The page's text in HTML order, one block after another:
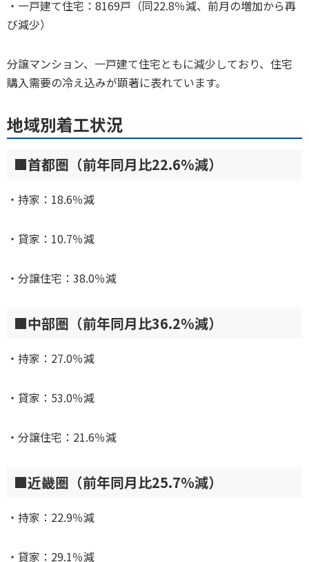
・一戸建て住宅：8169戸（同22.8％減、前月の増加から再
び減少）
分譲マンション、一戸建て住宅ともに減少しており、住宅
購入需要の冷え込みが顕著に表れています。
地域別着工状況
■首都圏（前年同月比22.6％減）
・持家：18.6％減
・貸家：10.7％減
・分譲住宅：38.0％減
■中部圏（前年同月比36.2％減）
・持家：27.0％減
・貸家：53.0％減
・分譲住宅：21.6％減
■近畿圏（前年同月比25.7％減）
・持家：22.9％減
・貸家：29.1％減